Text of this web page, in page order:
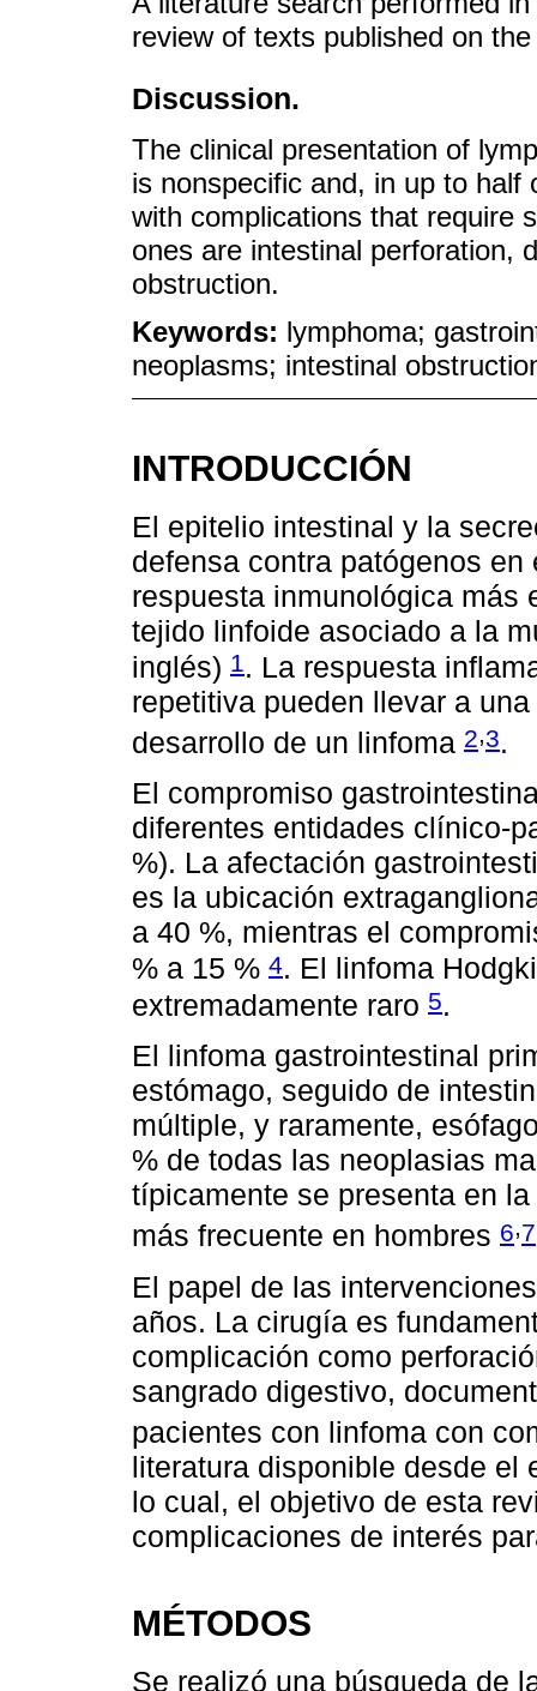
review of texts published on
Discussion.
The clinical presentation of
is nonspecific and, in up to
with complications that require
ones are intestinal perforation,
obstruction.
Keywords: lymphoma;
neoplasms; intestinal
INTRODUCCIÓN
El epitelio intestinal y la
defensa contra patógenos
respuesta inmunológica más
tejido linfoide asociado a la
inglés) 1 . La respuesta
repetitiva pueden llevar a
desarrollo de un linfoma 2,3.
El compromiso
diferentes entidades clínico-
%). La afectación
es la ubicación
a 40 %, mientras el
% a 15 % 4. El linfoma
extremadamente raro 5.
El linfoma gastrointestinal
estómago, seguido de
múltiple, y raramente,
% de todas las neoplasias
típicamente se presenta en
más frecuente en hombres 6,7
El papel de las
años. La cirugía es
complicación como
sangrado digestivo,
pacientes con linfoma con
literatura disponible desde el
lo cual, el objetivo de esta
complicaciones de interés
MÉTODOS
Se realizó una búsqueda de